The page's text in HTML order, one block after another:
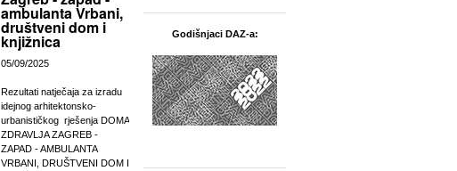
ambulanta Vrbani,
društveni dom i
knjižnica
05/09/2025
Rezultati natječaja za izradu
idejnog arhitektonsko-
urbanističkog rješenja DOMA
ZDRAVLJA ZAGREB -
ZAPAD - AMBULANTA
VRBANI, DRUŠTVENI DOM I
Godišnjaci DAZ-a: